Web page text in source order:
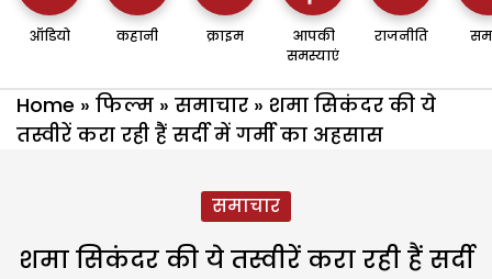
ऑडियो कहानी क्राइम
आपकी
समस्याएं
राजनीति
Home » फिल्म » समाचार » शमा सिकंदर की ये
तस्वीरें करा रही हैं सर्दी में गर्मी का अहसास
समाचार
शमा सिकंदर की ये तस्वीरें करा रही हैं सर्दी